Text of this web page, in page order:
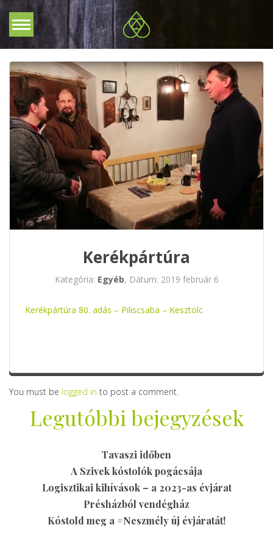
Kerékpártúra
Kategória: Egyéb, Dátum: 2019 február 6
Kerékpártúra 80. adás – Piliscsaba – Kesztölc
You must be logged in to post a comment.
Legutóbbi bejegyzések
Tavaszi időben
A Szivek kóstolók pogácsája
Logisztikai kihívások – a 2023-as évjárat
Présházból vendégház
Kóstold meg a #Neszmély új évjáratát!